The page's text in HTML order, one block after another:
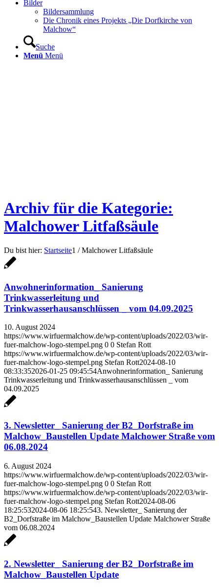
Bilder
Bildersammlung
Die Chronik eines Projekts „Die Dorfkirche von
Malchow“
Suche
Menü Menü
Archiv für die Kategorie:
Malchower Litfaßsäule
Du bist hier: Startseite1 / Malchower Litfaßsäule
Anwohnerinformation_ Sanierung
Trinkwasserleitung und
Trinkwasserhausanschlüssen _ vom 04.09.2025
10. August 2024
https://www.wirfuermalchow.de/wp-content/uploads/2022/03/wir-
fuer-malchow-logo-stempel.png 0 0 Stefan Rott
https://www.wirfuermalchow.de/wp-content/uploads/2022/03/wir-
fuer-malchow-logo-stempel.png Stefan Rott2024-08-10
08:33:352026-01-25 09:45:54Anwohnerinformation_ Sanierung
Trinkwasserleitung und Trinkwasserhausanschlüssen _ vom
04.09.2025
3. Newsletter_ Sanierung der B2_Dorfstraße im
Malchow_Baustellen Update Malchower Straße vom
06.08.2024
6. August 2024
https://www.wirfuermalchow.de/wp-content/uploads/2022/03/wir-
fuer-malchow-logo-stempel.png 0 0 Stefan Rott
https://www.wirfuermalchow.de/wp-content/uploads/2022/03/wir-
fuer-malchow-logo-stempel.png Stefan Rott2024-08-06
18:25:532024-08-06 18:25:543. Newsletter_ Sanierung der
B2_Dorfstraße im Malchow_Baustellen Update Malchower Straße
vom 06.08.2024
2. Newsletter_ Sanierung der B2_Dorfstraße im
Malchow_Baustellen Update